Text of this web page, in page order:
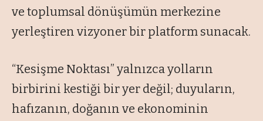
ve toplumsal dönüşümün merkezine
yerleştiren vizyoner bir platform sunacak.
“Kesişme Noktası” yalnızca yolların
birbirini kestiği bir yer değil; duyuların,
hafızanın, doğanın ve ekonominin